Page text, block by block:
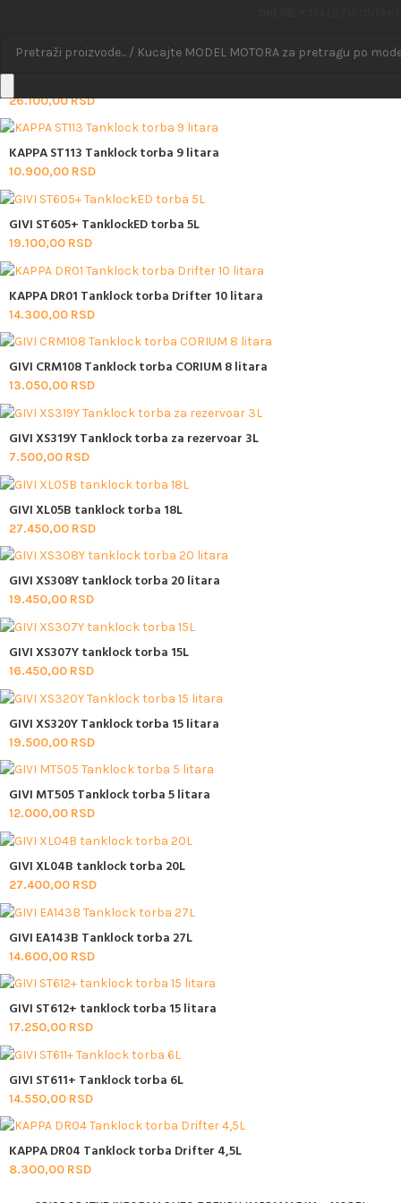
26.100,00RSD
KAPPA ST113 Tanklock torba 9 litara
10.900,00 RSD
GIVI ST605+ TanklockED torba 5L
19.100,00 RSD
KAPPA DR01 Tanklock torba Drifter 10 litara
14.300,00 RSD
GIVI CRM108 Tanklock torba CORIUM 8 litara
13.050,00 RSD
GIVI XS319Y Tanklock torba za rezervoar 3L
7.500,00 RSD
GIVI XL05B tanklock torba 18L
27.450,00 RSD
GIVI XS308Y tanklock torba 20 litara
19.450,00 RSD
GIVI XS307Y tanklock torba 15L
16.450,00 RSD
GIVI XS320Y Tanklock torba 15 litara
19.500,00 RSD
GIVI MT505 Tanklock torba 5 litara
12.000,00 RSD
GIVI XL04B tanklock torba 20L
27.400,00 RSD
GIVI EA143B Tanklock torba 27L
14.600,00 RSD
GIVI ST612+ tanklock torba 15 litara
17.250,00 RSD
GIVI ST611+ Tanklock torba 6L
14.550,00 RSD
KAPPA DR04 Tanklock torba Drifter 4,5L
8.300,00 RSD